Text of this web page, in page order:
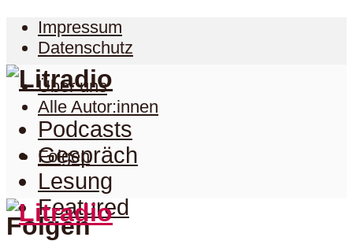
Impressum
Datenschutz
Über uns
Alle Autor:innen
Folgen
Folgen
Podcasts
Gespräch
Lesung
Featured